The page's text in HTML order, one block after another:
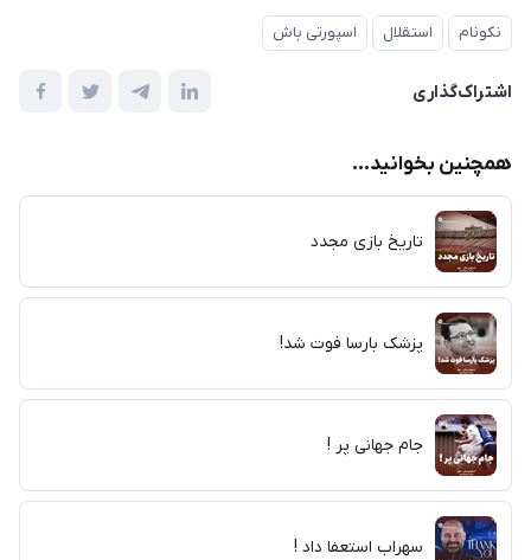
نکونام استقلال اسپورتی باش
اشتراک‌گذاری
همچنین بخوانید...
تاریخ بازی مجدد
پزشک بارسا فوت شد!
جام جهانی پر !
سهراب استعفا داد !